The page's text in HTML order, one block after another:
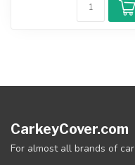
CarkeyCover.com
For almost all brands of car